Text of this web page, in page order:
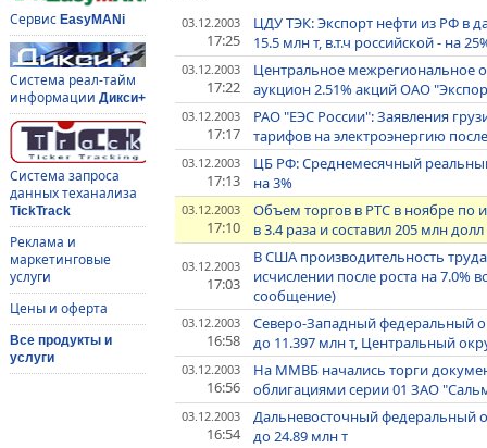
Сервис EasyMANi
Система реал-тайм
информации Дикси+
Система запроса
данных теханализа
TickTrack
Реклама и
маркетинговые
услуги
Цены и оферта
Все продукты и
услуги
03.12.2003
17:25
ЦДУ ТЭК: Экспорт нефти из РФ в
15.5 млн т, в.т.ч российской - на
03.12.2003
17:22
Центральное межрегиональное
аукцион 2.51% акций ОАО
03.12.2003
17:17
РАО "ЕЭС России": Заявления
тарифов на электроэнергию
03.12.2003
17:13
ЦБ РФ: Среднемесячный
на 3%
03.12.2003
17:10
Объем торгов в РТС в ноябре по
в 3.4 раза и составил 205 млн долл
03.12.2003
17:03
В США производительность
исчислении после роста на 7.0%
сообщение)
03.12.2003
16:58
Северо-Западный федеральный
до 11.397 млн т, Центральный
03.12.2003
16:56
На ММВБ начались торги
облигациями серии 01 ЗАО
03.12.2003
16:54
Дальневосточный федеральный
до 24.89 млн т